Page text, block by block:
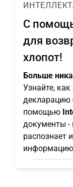
С
для
хлопот!
Больше
Узнайте,
декларацию
помощью
документы -
распознает
информацию